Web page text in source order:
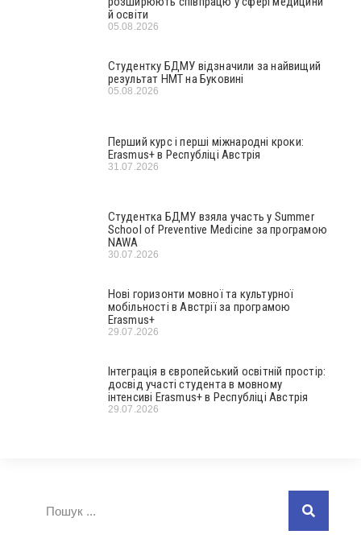
й освіти
05.08.2026
Студентку БДМУ відзначили за найвищий
результат НМТ на Буковині
05.08.2026
Перший курс і перші міжнародні кроки:
Erasmus+ в Республіці Австрія
31.07.2026
Студентка БДМУ взяла участь у Summer
School of Preventive Medicine за програмою
NAWA
30.07.2026
Нові горизонти мовної та культурної
мобільності в Австрії за програмою
Erasmus+
29.07.2026
Інтеграція в європейський освітній простір:
досвід участі студента в мовному
інтенсиві Erasmus+ в Республіці Австрія
29.07.2026